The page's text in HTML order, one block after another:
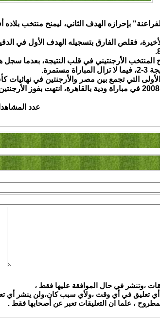
"الفراعنة" بإحرازه الهدف الثاني، ليمنح منتخب
المنتخب الأرجنتيني في قلب النتيجة، بعدما سجل
التي تجمع بين مصر والأرجنتين في نهائيات
وكان آخر لقاء بين المنتخبين قد أقيم عام 2008 في مباراة ودية بالقاهرة، انتهت
عدد
،وتنشر في حال الموافقة عليها فقط ،
تعليق في أي وقت ،ولأي سبب كان،ولن ينشر أي
، علما ان التعليقات تعبر عن أصحابها فقط .